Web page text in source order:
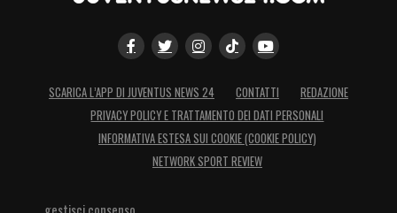
SCARICA L’APP DI JUVENTUS NEWS 24 CONTATTI
REDAZIONE
PRIVACY POLICY E TRATTAMENTO DEI DATI PERSONALI
INFORMATIVA ESTESA SUI COOKIE (COOKIE POLICY)
NETWORK SPORT REVIEW